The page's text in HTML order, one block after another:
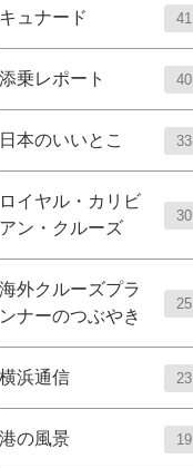
キュナード 41
添乗レポート 40
日本のいいとこ 33
ロイヤル・カリビ
アン・クルーズ
30
海外クルーズプラ
ンナーのつぶやき
25
横浜通信 23
港の風景 19